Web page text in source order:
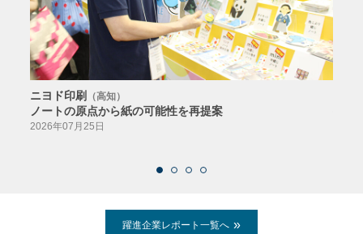
ニヨド印刷 （高知）
ノートの原点から紙の可能性を再提案
2026年07月25日
躍進企業レポート一覧へ